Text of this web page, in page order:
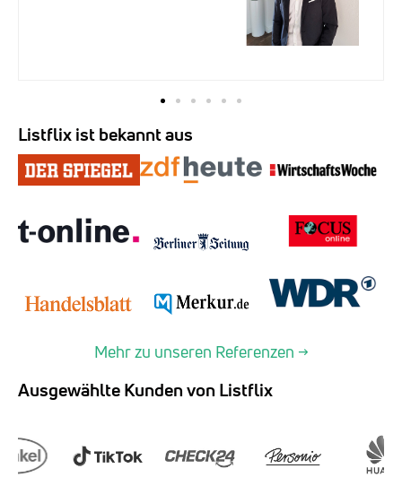
Listflix ist bekannt aus
Mehr zu unseren Referenzen →
Ausgewählte Kunden von Listflix